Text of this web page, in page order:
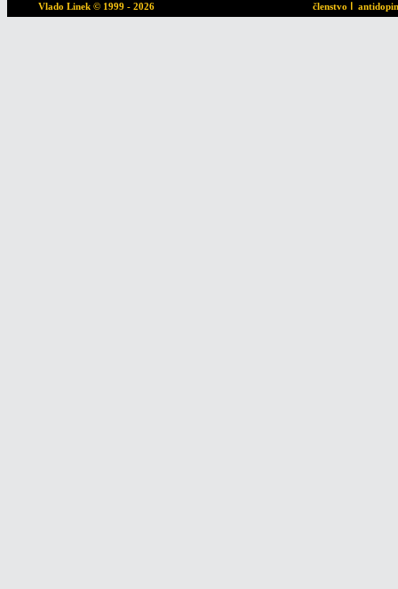
Vlado Linek© 1999 - 2026 členstvo